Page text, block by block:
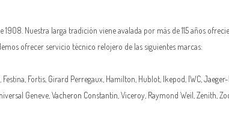
Nuestra larga tradición viene avalada por más de 115 años
ofrecer servicio técnico relojero de las siguientes marcas:
, Festina, Fortis, Girard Perregaux, Hamilton, Hublot, Ikepod IWC,
Geneve, Vacheron Constantin , Viceroy, Raymond Weil, Zenith,